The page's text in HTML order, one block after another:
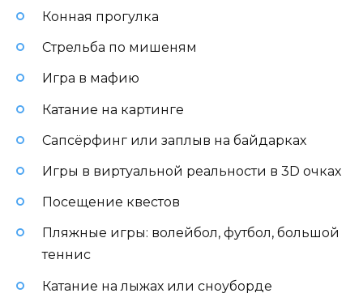
Конная прогулка
Стрельба по мишеням
Игра в мафию
Катание на картинге
Сапсёрфинг или заплыв на байдарках
Игры в виртуальной реальности в 3D очках
Посещение квестов
Пляжные игры: волейбол, футбол, большой
теннис
Катание на лыжах или сноуборде